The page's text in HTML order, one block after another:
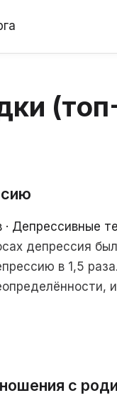
Депрессивные
депрессия
в 1,5
с